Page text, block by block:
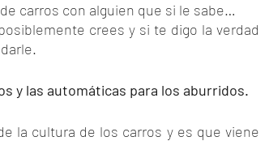
carros con alguien que si le sabe…
crees y si te digo la verdad
y las automáticas para los aburridos.
la cultura de los carros y es que viene